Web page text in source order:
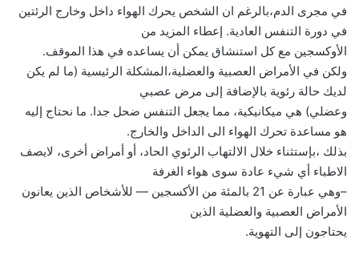
في مجرى الدم،بالرغم ان الشخص يحرك الهواء داخل وخارج الرئتين
في دورة التنفس العادية. إعطاء المزيد من
الأوكسجين مع كل استنشاق يمكن أن يساعده في هذا الموقف.
ولكن في الأمراض العصبية والعضلية،المشكلة الرئيسية (ما لم يكن
لديك حالة رئوية بالإضافة إلى مرض عصبي
وعضلي) هي ميكانيكية، مما يجعل التنفس ضحل جدا. ما نحتاج إليه
هو مساعدة تحرك الهواء الى الداخل والخارج.
بذلك ،بإستثناء خلال الالتهاب الرئوي الحاد، أو أمراض أخرى، لايصف
الاطباء أي شيء عادة سوى هواء الغرفة
–وهي عبارة عن 21 بالمئة من الأكسجين — للأشخاص الذين يعانون
الأمراض العصبية والعضلية الذين
يحتاجون إلى التهوية.